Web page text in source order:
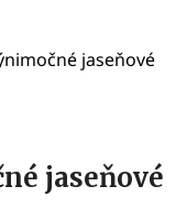
jaseňové
jaseňové